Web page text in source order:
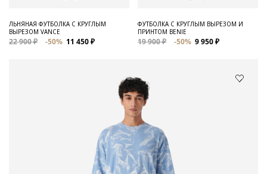
ЛЬНЯНАЯ ФУТБОЛКА С КРУГЛЫМ
ВЫРЕЗОМ VANCE
22 900 ₽ -50% 11 450 ₽
ФУТБОЛКА С КРУГЛЫМ ВЫРЕЗОМ И
ПРИНТОМ BENIE
19 900 ₽ -50% 9 950 ₽